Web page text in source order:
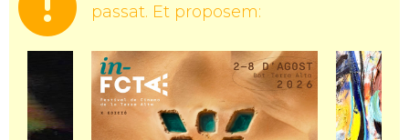
passat. Et proposem: